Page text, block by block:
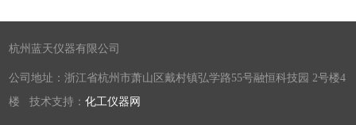
杭州蓝天仪器有限公司
公司地址：浙江省杭州市萧山区戴村镇弘学路55号融恒科技园 2号楼4
楼 技术支持：化工仪器网